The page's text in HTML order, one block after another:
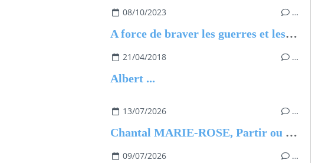
08/10/2023 …
A force de braver les guerres et les tempêtes
21/04/2018 …
Albert ...
13/07/2026 …
Chantal MARIE-ROSE, Partir ou rester - Les clés pour évoluer professionnellement sans regret
09/07/2026 …